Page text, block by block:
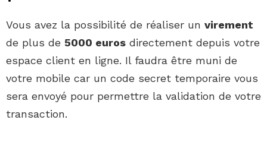
Vous avez la possibilité de réaliser un virement
de plus de 5000 euros directement depuis votre
espace client en ligne. Il faudra être muni de
votre mobile car un code secret temporaire vous
sera envoyé pour permettre la validation de votre
transaction.